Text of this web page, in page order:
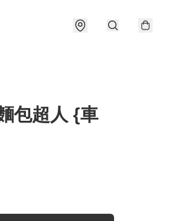
包超人 {車